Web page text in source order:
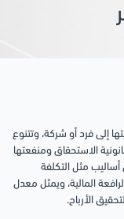
إلى فرد أو شركة، وتتنوع
الاستحقاق ومنفعتها
أساليب مثل التكلفة
المالية، ويمثل معدل
الأرباح.